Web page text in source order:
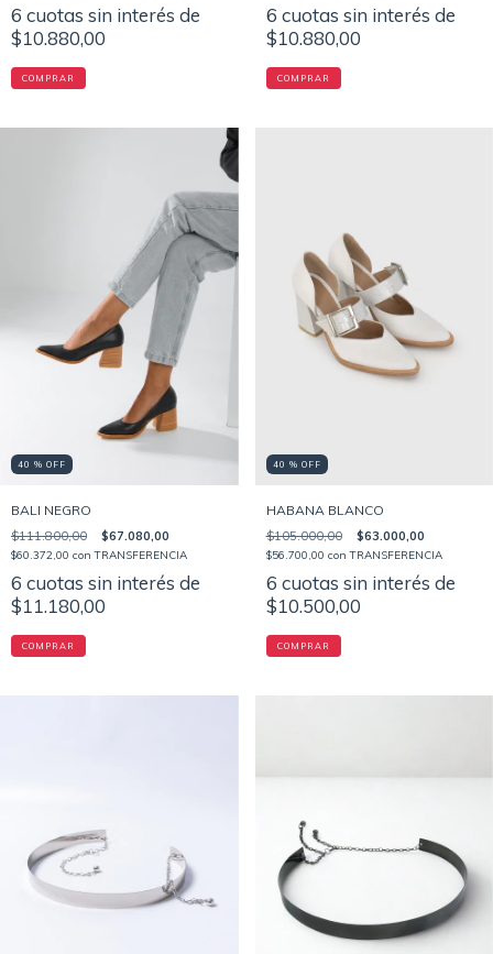
6 cuotas sin interés de
$10.880,00
COMPRAR
6 cuotas sin interés de
$10.880,00
COMPRAR
40 % OFF
BALI NEGRO
$111.800,00 $67.080,00
$60.372,00 con TRANSFERENCIA
6 cuotas sin interés de
$11.180,00
COMPRAR
40 % OFF
HABANA BLANCO
$105.000,00 $63.000,00
$56.700,00 con TRANSFERENCIA
6 cuotas sin interés de
$10.500,00
COMPRAR